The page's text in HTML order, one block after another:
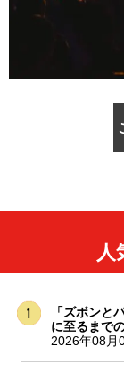
人
「ズボンと
に至るまで
2026年08月